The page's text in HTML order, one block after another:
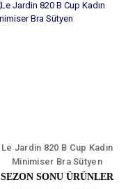
Le Jardin 820 B Cup Kadın
Minimiser Bra Sütyen
SEZON SONU ÜRÜNLER